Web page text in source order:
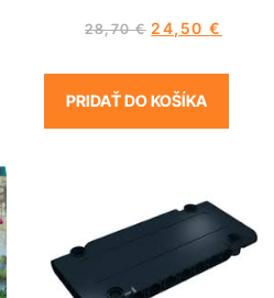
28,70€ 24,50€
PRIDAŤ DO KOŠÍKA